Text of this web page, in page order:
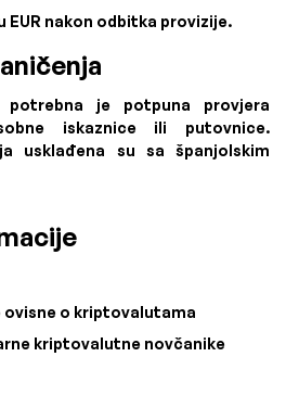
EUR nakon odbitka provizije.
potrebna je potpuna provjera
iskaznice ili putovnice.
usklađena su sa španjolskim
ovisne o kriptovalutama
kriptovalutne novčanike